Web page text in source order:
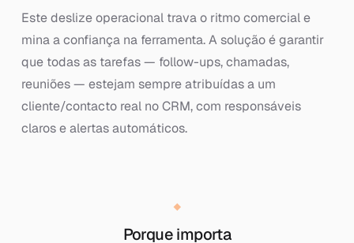
Este deslize operacional trava o ritmo comercial e
mina a confiança na ferramenta. A solução é garantir
que todas as tarefas — follow-ups, chamadas,
reuniões — estejam sempre atribuídas a um
cliente/contacto real no CRM, com responsáveis
claros e alertas automáticos.
Porque importa